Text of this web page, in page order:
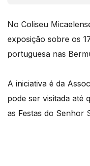
No Coliseu
exposição sobre os
portuguesa nas
A iniciativa é da
pode ser visitada até
as Festas do Senhor